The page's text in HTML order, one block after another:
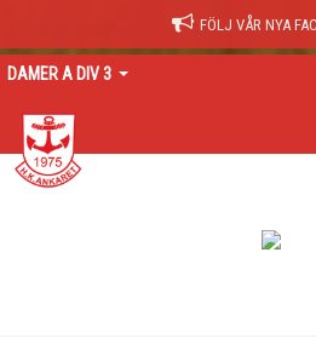
FÖLJ VÅR NYA
DAMER A DIV 3
HEM